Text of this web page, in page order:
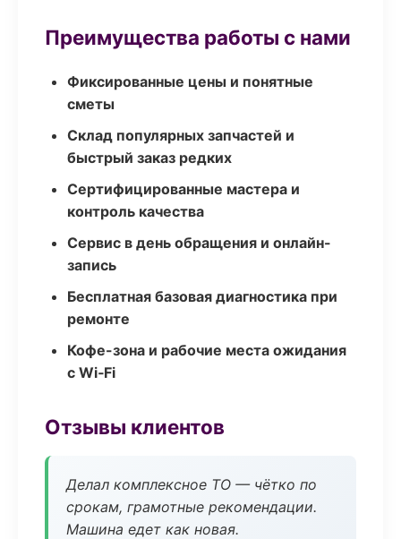
Преимущества работы с нами
Фиксированные цены и понятные
сметы
Склад популярных запчастей и
быстрый заказ редких
Сертифицированные мастера и
контроль качества
Сервис в день обращения и онлайн-
запись
Бесплатная базовая диагностика при
ремонте
Кофе-зона и рабочие места ожидания
с Wi‑Fi
Отзывы клиентов
Делал комплексное ТО — чётко по
срокам, грамотные рекомендации.
Машина едет как новая.